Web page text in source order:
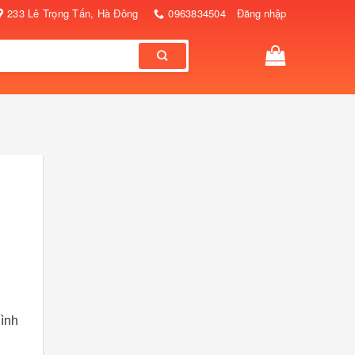
233 Lê Trọng Tấn, Hà Đông 0963834504 Đăng nhập